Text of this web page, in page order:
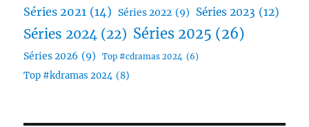
Séries 2021 (14) Séries 2022 (9) Séries 2023 (12)
Séries 2024 (22) Séries 2025 (26)
Séries 2026 (9) Top #cdramas 2024 (6)
Top #kdramas 2024 (8)